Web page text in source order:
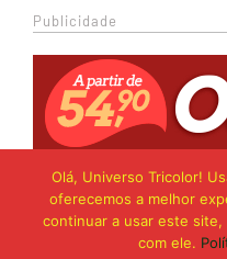
Publicidade
Olá, Universo Tricolor!
oferecemos a melhor
continuar a usar este
com ele.